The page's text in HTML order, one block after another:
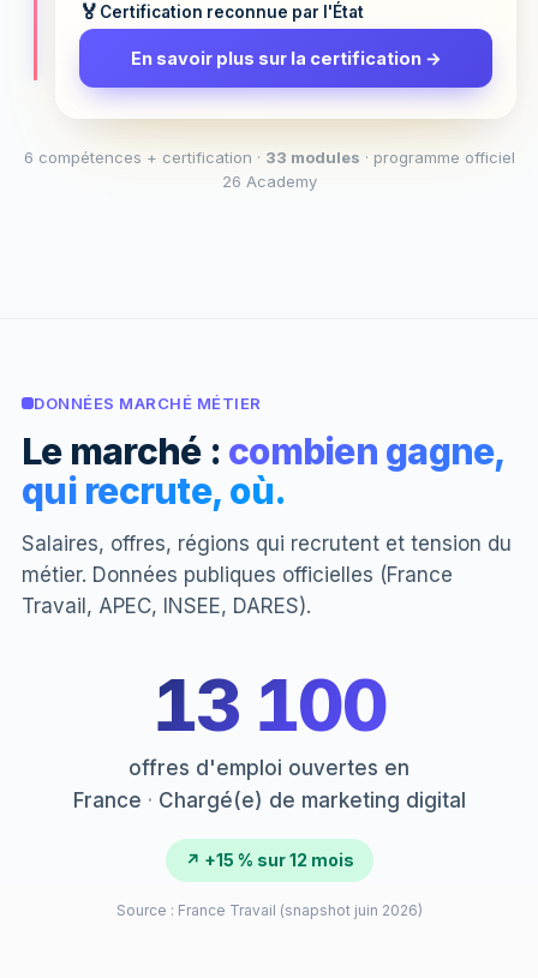
Certification reconnue par l'État
En savoir plus sur la certification →
6 compétences + certification · 33 modules · programme officiel
26 Academy
DONNÉES MARCHÉ MÉTIER
Le marché : combien gagne,
qui recrute, où.
Salaires, offres, régions qui recrutent et tension du
métier. Données publiques officielles (France
Travail, APEC, INSEE, DARES).
13 100
offres d'emploi ouvertes en
France · Chargé(e) de marketing digital
↗ +15 % sur 12 mois
Source : France Travail (snapshot juin 2026)